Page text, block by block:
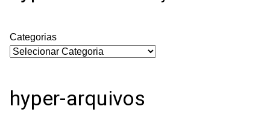
Categorias
hyper-arquivos